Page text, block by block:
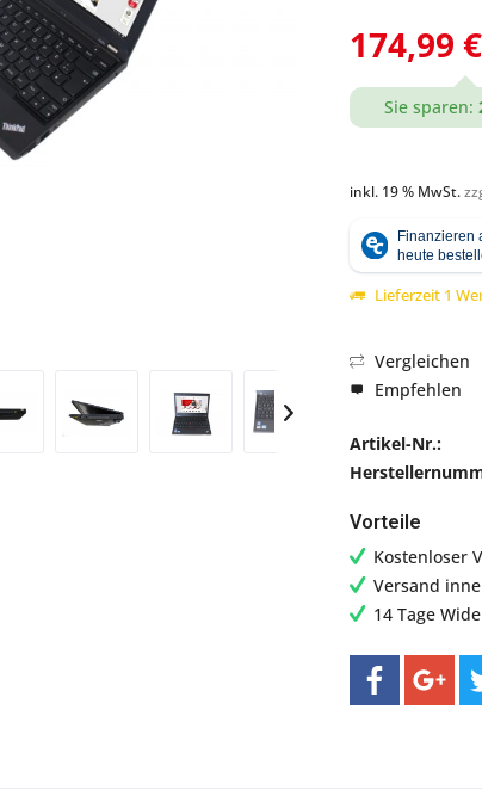
174,99
Sie sparen:
inkl. 19 % MwSt.
Lieferzeit 1
Vergleichen
Empfehlen
Artikel-Nr.:
Vorteile
Kostenloser
Versand
14 Tage